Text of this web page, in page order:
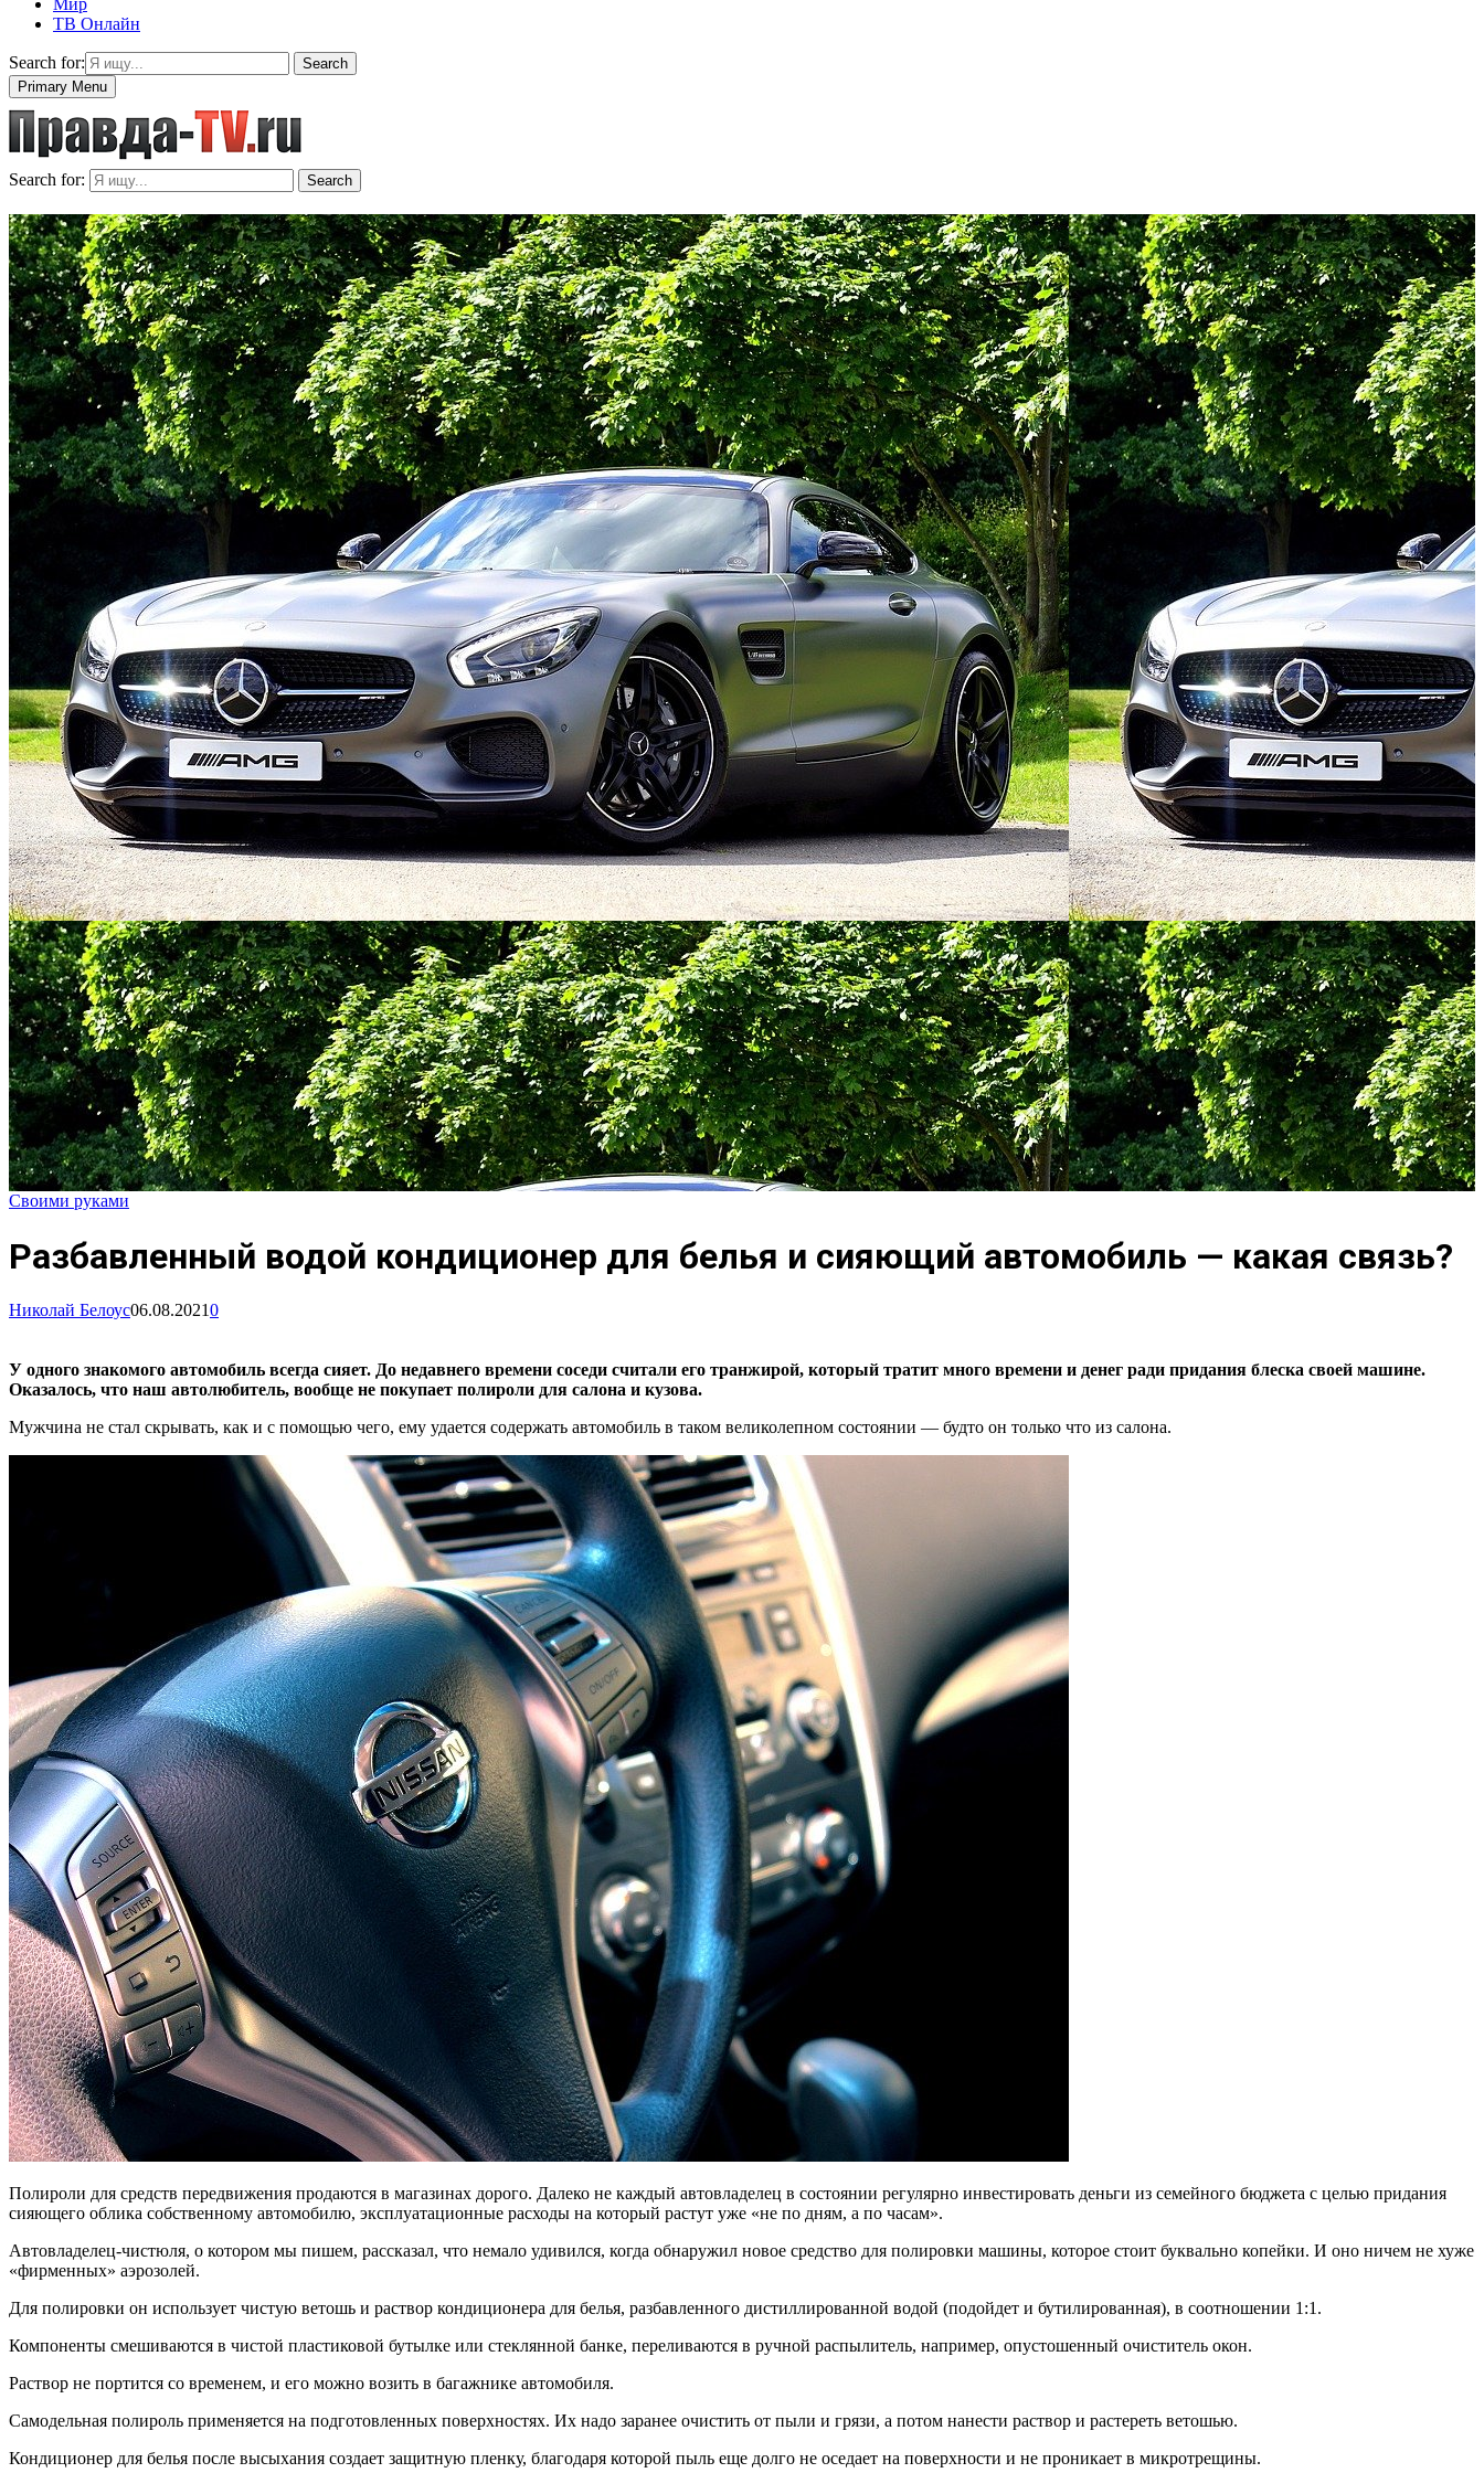
Мир
ТВ Онлайн
Search for:
Search
Primary Menu
Search for: Search
Своими руками
Разбавленный водой кондиционер для белья и сияющий автомобиль — какая связь?
Николай Белоус06.08.20210
У одного знакомого автомобиль всегда сияет. До недавнего времени соседи считали его транжирой, который тратит много времени и денег ради придания блеска своей машине.
Оказалось, что наш автолюбитель, вообще не покупает полироли для салона и кузова.
Мужчина не стал скрывать, как и с помощью чего, ему удается содержать автомобиль в таком великолепном состоянии — будто он только что из салона.
Полироли для средств передвижения продаются в магазинах дорого. Далеко не каждый автовладелец в состоянии регулярно инвестировать деньги из семейного бюджета с целью придания
сияющего облика собственному автомобилю, эксплуатационные расходы на который растут уже «не по дням, а по часам».
Автовладелец-чистюля, о котором мы пишем, рассказал, что немало удивился, когда обнаружил новое средство для полировки машины, которое стоит буквально копейки. И оно ничем не хуже
«фирменных» аэрозолей.
Для полировки он использует чистую ветошь и раствор кондиционера для белья, разбавленного дистиллированной водой (подойдет и бутилированная), в соотношении 1:1.
Компоненты смешиваются в чистой пластиковой бутылке или стеклянной банке, переливаются в ручной распылитель, например, опустошенный очиститель окон.
Раствор не портится со временем, и его можно возить в багажнике автомобиля.
Самодельная полироль применяется на подготовленных поверхностях. Их надо заранее очистить от пыли и грязи, а потом нанести раствор и растереть ветошью.
Кондиционер для белья после высыхания создает защитную пленку, благодаря которой пыль еще долго не оседает на поверхности и не проникает в микротрещины.